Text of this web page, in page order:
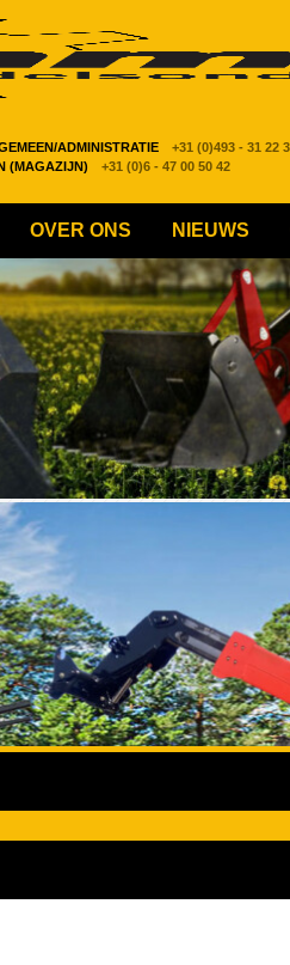
ADMINISTRATIE +31 (0)493 - 31 22
(MAGAZIJN)
+31 (0)6 - 47 00 50 42
OVER ONS NIEUWS